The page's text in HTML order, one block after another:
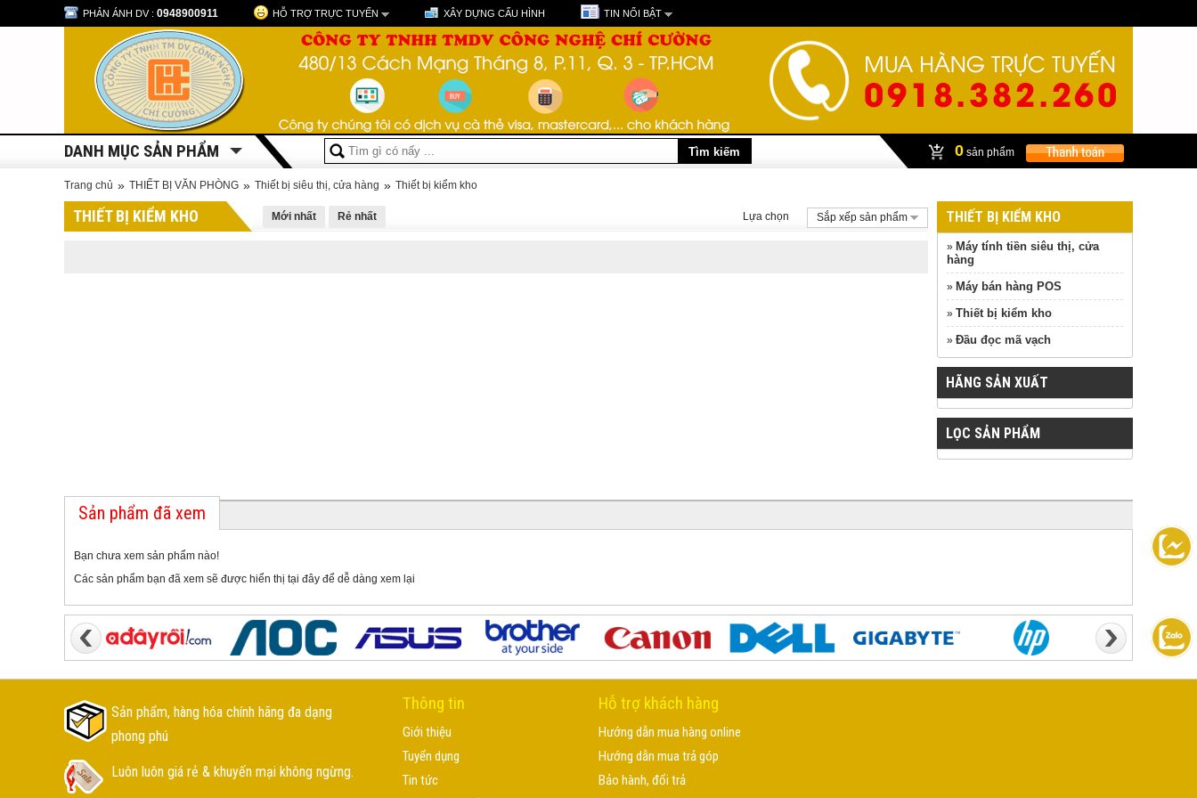
PHẢN ÁNH DV : 0948900911 HỖ TRỢ TRỰC TUYẾN XÂY DỰNG CẤU HÌNH TIN NỔI BẬT
DANH MỤC SẢN PHẨM 0 sản phẩm
Trang chủ » THIẾT BỊ VĂN PHÒNG » Thiết bị siêu thị, cửa hàng » Thiết bị kiểm kho
THIẾT BỊ KIỂM KHO Mới nhất Rẻ nhất Sắp xếp sản phẩm
Lựa chọn THIẾT BỊ KIỂM KHO
» Máy tính tiền siêu thị, cửa
hàng
» Máy bán hàng POS
» Thiết bị kiểm kho
» Đầu đọc mã vạch
HÃNG SẢN XUẤT
LỌC SẢN PHẨM
Sản phẩm đã xem
Bạn chưa xem sản phẩm nào!
Các sản phẩm bạn đã xem sẽ được hiển thị tại đây để dễ dàng xem lại
Sản phẩm, hàng hóa chính hãng đa dạng
phong phú
Luôn luôn giá rẻ & khuyến mại không ngừng.
Thông tin
Giới thiệu
Tuyển dụng
Tin tức
Hỗ trợ khách hàng
Hướng dẫn mua hàng online
Hướng dẫn mua trả góp
Bảo hành, đổi trả